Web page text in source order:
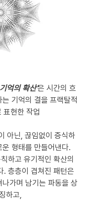
억의 확산'은 시간의 흐
기억의 결을 프랙탈적
표현한 작업
아닌, 끊임없이 증식하
형태를 만들어낸다.
하고 유기적인 확산의
. 층층이 겹쳐진 패턴은
가며 남기는 파동을 상
징하고,